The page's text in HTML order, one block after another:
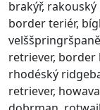
brakýř,
border teriér,
retriever, border
rhodéský
retriever,